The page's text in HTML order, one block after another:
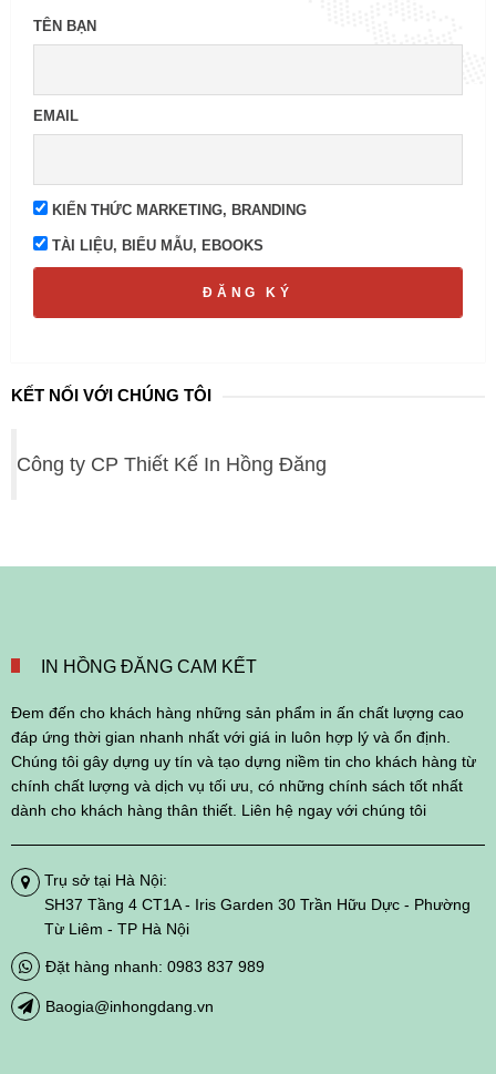
TÊN BẠN
EMAIL
KIẾN THỨC MARKETING, BRANDING
TÀI LIỆU, BIỂU MẪU, EBOOKS
ĐĂNG KÝ
KẾT NỐI VỚI CHÚNG TÔI
Công ty CP Thiết Kế In Hồng Đăng
IN HỒNG ĐĂNG CAM KẾT
Đem đến cho khách hàng những sản phẩm in ấn chất lượng cao
đáp ứng thời gian nhanh nhất với giá in luôn hợp lý và ổn định.
Chúng tôi gây dựng uy tín và tạo dựng niềm tin cho khách hàng từ
chính chất lượng và dịch vụ tối ưu, có những chính sách tốt nhất
dành cho khách hàng thân thiết. Liên hệ ngay với chúng tôi
Trụ sở tại Hà Nội:
SH37 Tầng 4 CT1A - Iris Garden 30 Trần Hữu Dực - Phường
Từ Liêm - TP Hà Nội
Đặt hàng nhanh: 0983 837 989
Baogia@inhongdang.vn